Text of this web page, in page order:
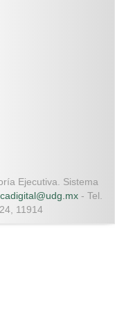
Ejecutiva. Sistema
- Tel.
11914